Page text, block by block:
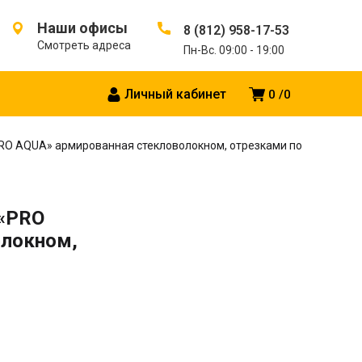
Наши офисы
Смотреть адреса
8 (812) 958-17-53
Пн-Вс. 09:00 - 19:00
0 0
Личный кабинет
AQUA» армированная стекловолокном, отрезками по